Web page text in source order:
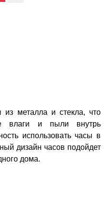
из металла и стекла, что
влаги и пыли внутрь
использовать часы в
дизайн часов подойдет
дома.